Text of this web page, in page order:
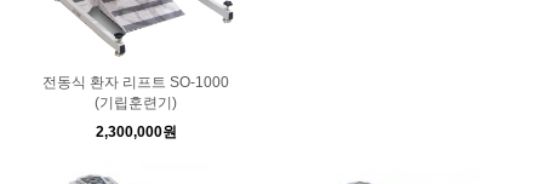
전동식 환자 리프트 SO-1000
(기립훈련기)
2,300,000원